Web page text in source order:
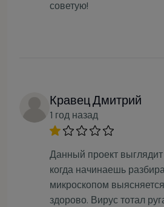
советую!
Кравец Дмитрий
1 год назад
Данный проект
когда начинаешь
микроскопом
здорово. Вирус тотал